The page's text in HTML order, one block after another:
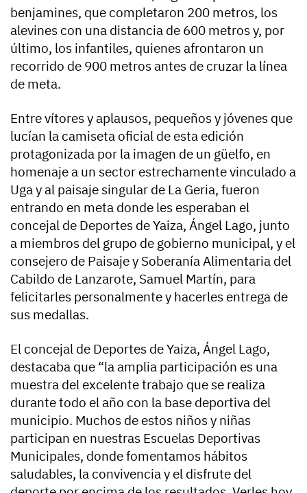
benjamines, que completaron 200 metros, los
alevines con una distancia de 600 metros y, por
último, los infantiles, quienes afrontaron un
recorrido de 900 metros antes de cruzar la línea
de meta.
Entre vítores y aplausos, pequeños y jóvenes que
lucían la camiseta oficial de esta edición
protagonizada por la imagen de un güelfo, en
homenaje a un sector estrechamente vinculado a
Uga y al paisaje singular de La Geria, fueron
entrando en meta donde les esperaban el
concejal de Deportes de Yaiza, Ángel Lago, junto
a miembros del grupo de gobierno municipal, y el
consejero de Paisaje y Soberanía Alimentaria del
Cabildo de Lanzarote, Samuel Martín, para
felicitarles personalmente y hacerles entrega de
sus medallas.
El concejal de Deportes de Yaiza, Ángel Lago,
destacaba que “la amplia participación es una
muestra del excelente trabajo que se realiza
durante todo el año con la base deportiva del
municipio. Muchos de estos niños y niñas
participan en nuestras Escuelas Deportivas
Municipales, donde fomentamos hábitos
saludables, la convivencia y el disfrute del